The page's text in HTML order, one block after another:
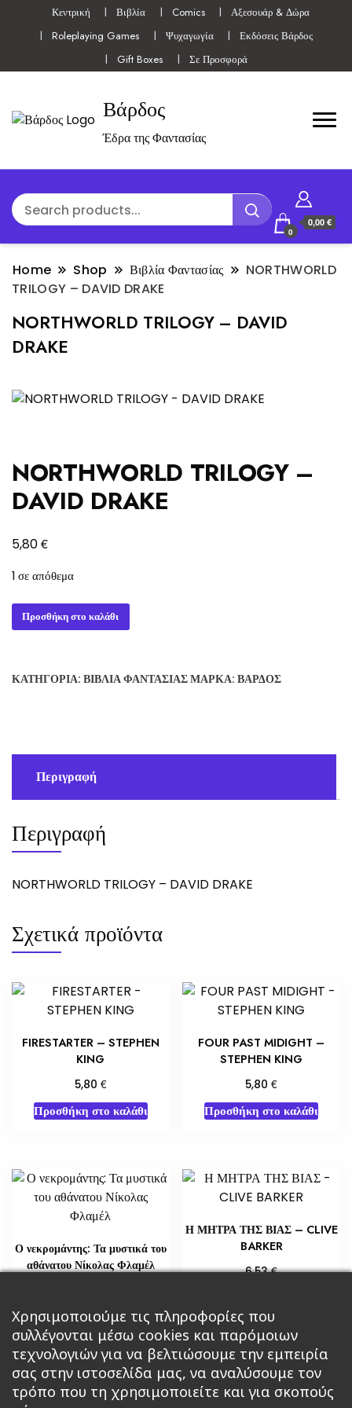
Κεντρική Βιβλία Comics
Αξεσουάρ & Δώρα
Roleplaying Games
Ψυχαγωγία
Εκδόσεις Βάρδος
Gift Boxes
Σε Προσφορά
Βάρδος
Έδρα της Φαντασίας
0
0,00 €
Home Shop Βιβλία Φαντασίας
NORTHWORLD
TRILOGY – DAVID DRAKE
NORTHWORLD TRILOGY – DAVID
DRAKE
NORTHWORLD TRILOGY –
DAVID DRAKE
5,80€
1 σε απόθεμα
NORTHWORLD
TRILOGY
DRAKE
Προσθήκη στο καλάθι
ΚΑΤΗΓΟΡΊΑ: ΒΙΒΛΊΑ ΦΑΝΤΑΣΊΑΣΜΆΡΚΑ: ΒΆΡΔΟΣ
Περιγραφή
Περιγραφή
NORTHWORLD TRILOGY – DAVID DRAKE
Σχετικά προϊόντα
FIRESTARTER – STEPHEN
KING
5,80 €
Προσθήκη στο καλάθι
FOUR PAST MIDIGHT –
STEPHEN KING
5,80€
Προσθήκη στο καλάθι
Ο νεκρομάντης: Τα μυστικά του
αθάνατου Νίκολας Φλαμέλ
Διαβάστε περισσότερα
Η ΜΗΤΡΑ ΤΗΣ ΒΙΑΣ – CLIVE
BARKER
6,53€
Χρησιμοποιούμε τις πληροφορίες που
συλλέγονται μέσω cookies και παρόμοιων
τεχνολογιών για να βελτιώσουμε την εμπειρία
σας στην ιστοσελίδα μας, να αναλύσουμε τον
τρόπο που τη χρησιμοποιείτε και για σκοπούς